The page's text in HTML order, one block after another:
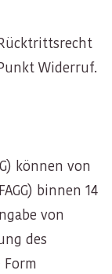
Widerruf.
können von
binnen 14
von
des